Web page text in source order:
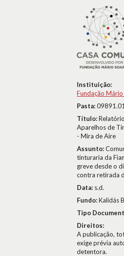
Instituição:
Fundação
Pasta:
Título:
Aparelhos de
- Mira de Aire
Assunto:
tinturaria da
greve desde o
contra retirada
Data: s.d.
Fundo:Kalidás
Tipo
Direitos:
A publicação,
exige prévia
detentora.